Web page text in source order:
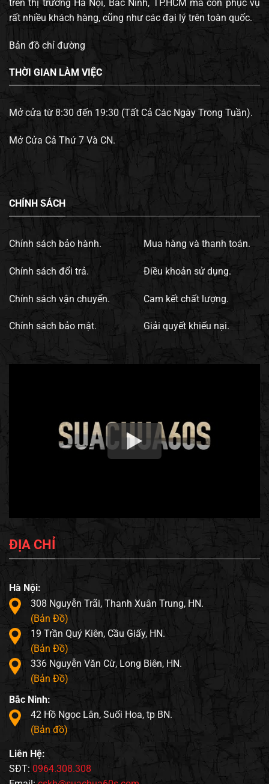
trên thị trường Hà Nội, Bắc Ninh, TP.HCM mà còn phục vụ
rất nhiều khách hàng, cũng như các đại lý trên toàn quốc.
Bản đồ chỉ đường
THỜI GIAN LÀM VIỆC
Mở cửa từ 8:30 đến 19:30 (Tất Cả Các Ngày Trong Tuần).
Mở Cửa Cả Thứ 7 Và CN.
CHÍNH SÁCH
Chính sách bảo hành.
Chính sách đổi trả.
Chính sách vận chuyển.
Chính sách bảo mật.
Mua hàng và thanh toán.
Điều khoản sử dụng.
Cam kết chất lượng.
Giải quyết khiếu nại.
ĐỊA CHỈ
Hà Nội:
308 Nguyễn Trãi, Thanh Xuân Trung, HN.
(Bản Đồ)
19 Trần Quý Kiên, Cầu Giấy, HN.
(Bản Đồ)
336 Nguyễn Văn Cừ, Long Biên, HN.
(Bản Đồ)
Bắc Ninh:
42 Hồ Ngọc Lân, Suối Hoa, tp BN.
(Bản đồ)
Liên Hệ:
SĐT: 0964.308.308